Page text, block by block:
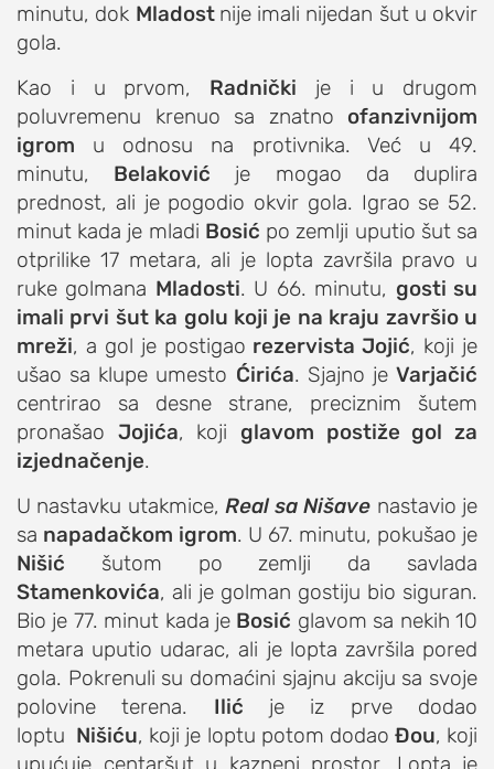
minutu, dok Mladost nije imali nijedan šut u okvir
gola.
Kao i u prvom, Radnički je i u drugom
poluvremenu krenuo sa znatno ofanzivnijom
igrom u odnosu na protivnika. Već u 49.
minutu, Belaković je mogao da duplira
prednost, ali je pogodio okvir gola. Igrao se 52.
minut kada je mladi Bosić po zemlji uputio šut sa
otprilike 17 metara, ali je lopta završila pravo u
ruke golmana Mladosti. U 66. minutu, gosti su
imali prvi šut ka golu koji je na kraju završio u
mreži, a gol je postigao rezervista Jojić, koji je
ušao sa klupe umesto Ćirića. Sjajno jeVarjačić
centrirao sa desne strane, preciznim šutem
pronašao Jojića, koji glavom postiže gol za
izjednačenje.
U nastavku utakmice, Real sa Nišave nastavio je
sa napadačkom igrom. U 67. minutu, pokušao je
Nišić šutom po zemlji da savlada
Stamenkovića, ali je golman gostiju bio siguran.
Bio je 77. minut kada je Bosić glavom sa nekih 10
metara uputio udarac, ali je lopta završila pored
gola. Pokrenuli su domaćini sjajnu akciju sa svoje
polovine terena. Ilić je iz prve dodao
loptu Nišiću, koji je loptu potom dodao Đou, koji